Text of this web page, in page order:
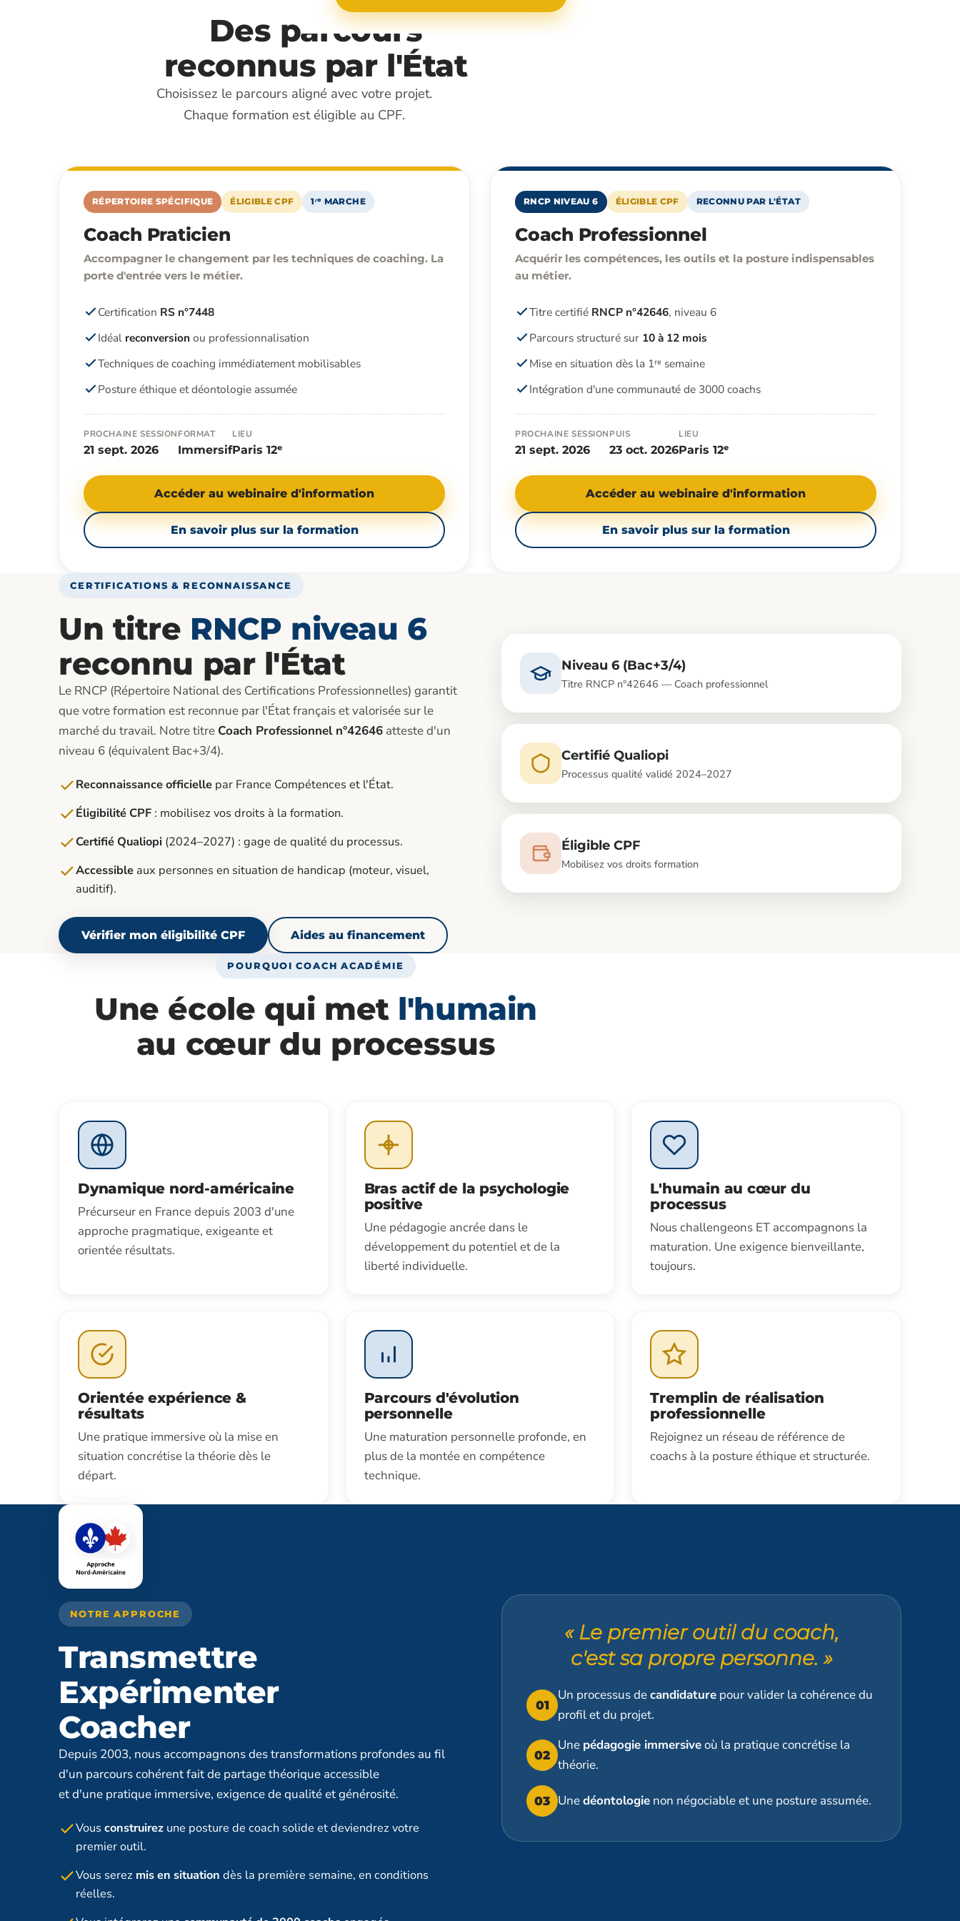
Des parcours
reconnus par l'État
Choisissez le parcours aligné avec votre projet.
Chaque formation est éligible au CPF.
RÉPERTOIRE SPÉCIFIQUE ÉLIGIBLE CPF 1ʳᵉ MARCHE
Coach Praticien
Accompagner le changement par les techniques de coaching. La
porte d'entrée vers le métier.
Certification RS n°7448
Idéal reconversionou professionnalisation
Techniques de coaching immédiatement mobilisables
Posture éthique et déontologie assumée
PROCHAINE SESSION
21 sept. 2026
FORMAT
Immersif
LIEU
Paris 12ᵉ
Accéder au webinaire d'information
En savoir plus sur la formation
RNCP NIVEAU 6 ÉLIGIBLE CPF RECONNU PAR L'ÉTAT
Coach Professionnel
Acquérir les compétences, les outils et la posture indispensables
au métier.
Titre certifié RNCP n°42646, niveau 6
Parcours structuré sur 10 à 12 mois
Mise en situation dès la 1ʳᵉ semaine
Intégration d'une communauté de 3000 coachs
PROCHAINE SESSION
21 sept. 2026
PUIS
23 oct. 2026
LIEU
Paris 12ᵉ
Accéder au webinaire d'information
En savoir plus sur la formation
CERTIFICATIONS & RECONNAISSANCE
Un titre RNCP niveau 6
reconnu par l'État
Le RNCP (Répertoire National des Certifications Professionnelles) garantit
que votre formation est reconnue par l'État français et valorisée sur le
marché du travail. Notre titre Coach Professionnel n°42646 atteste d'un
niveau 6 (équivalent Bac+3/4).
Reconnaissance officielle par France Compétences et l'État.
Éligibilité CPF : mobilisez vos droits à la formation.
Certifié Qualiopi (2024–2027) : gage de qualité du processus.
Accessible aux personnes en situation de handicap (moteur, visuel,
auditif).
Vérifier mon éligibilité CPF Aides au financement
Niveau 6 (Bac+3/4)
Titre RNCP n°42646 — Coach professionnel
Certifié Qualiopi
Processus qualité validé 2024–2027
Éligible CPF
Mobilisez vos droits formation
POURQUOI COACH ACADÉMIE
Une école qui met l'humain
au cœur du processus
Dynamique nord-américaine
Précurseur en France depuis 2003 d'une
approche pragmatique, exigeante et
orientée résultats.
Bras actif de la psychologie
positive
Une pédagogie ancrée dans le
développement du potentiel et de la
liberté individuelle.
L'humain au cœur du
processus
Nous challengeons ET accompagnons la
maturation. Une exigence bienveillante,
toujours.
Orientée expérience &
résultats
Une pratique immersive où la mise en
situation concrétise la théorie dès le
départ.
Parcours d'évolution
personnelle
Une maturation personnelle profonde, en
plus de la montée en compétence
technique.
Tremplin de réalisation
professionnelle
Rejoignez un réseau de référence de
coachs à la posture éthique et structurée.
« Le premier outil du coach,
c'est sa propre personne. »
01
Un processus decandidature pour valider la cohérence du
profil et du projet.
02
Une pédagogie immersiveoù la pratique concrétise la
théorie.
03 Unedéontologie non négociable et une posture assumée.
NOTRE APPROCHE
Transmettre
Expérimenter
Coacher
Depuis 2003, nous accompagnons des transformations profondes au fil
d'un parcours cohérent fait de partage théorique accessible
et d'une pratique immersive, exigence de qualité et générosité.
Vous construirez une posture de coach solide et deviendrez votre
premier outil.
Vous serez mis en situation dès la première semaine, en conditions
réelles.